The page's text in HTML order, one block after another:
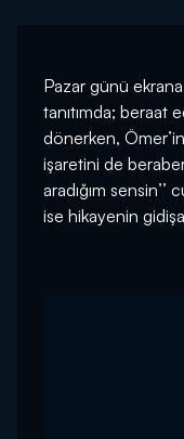
Pazar günü
tanıtımda; beraat
dönerken,
işaretini de
aradığım
ise hikayenin